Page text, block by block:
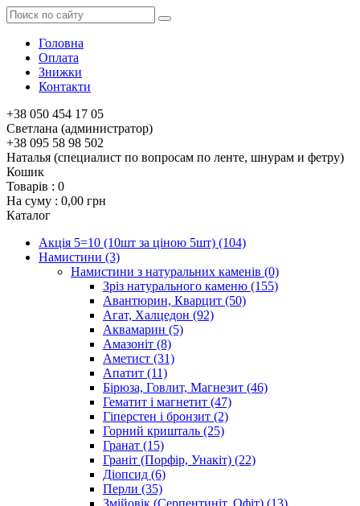
Головна
Оплата
Знижки
Контакти
+38 050 454 17 05
Светлана (администратор)
+38 095 58 98 502
Наталья (специалист по вопросам по ленте, шнурам и фетру)
Кошик
Товарів : 0
На суму : 0,00 грн
Каталог
Акція 5=10 (10шт за ціною 5шт) (104)
Намистини (3)
Намистини з натуральних каменів (0)
Зріз натурального каменю (155)
Авантюрин, Кварцит (50)
Агат, Халцедон (92)
Аквамарин (5)
Амазоніт (8)
Аметист (31)
Апатит (11)
Бірюза, Говлит, Магнезит (46)
Гематит і магнетит (47)
Гіперстен і бронзит (2)
Горний кришталь (25)
Гранат (15)
Граніт (Порфір, Унакіт) (22)
Діопсид (6)
Перли (35)
Змійовік (Серпентиніт, Офіт) (13)